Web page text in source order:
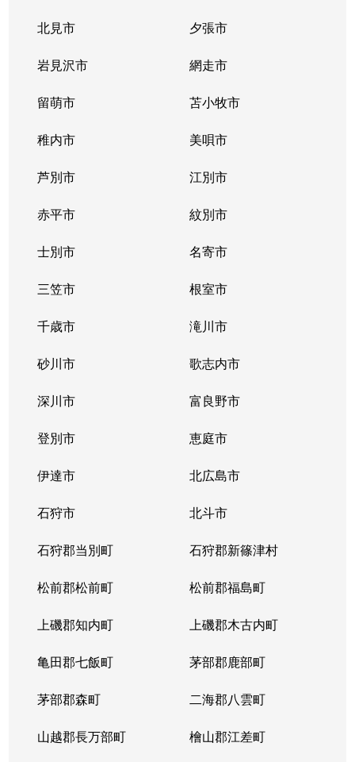
北見市 夕張市
岩見沢市 網走市
留萌市 苫小牧市
稚内市 美唄市
芦別市 江別市
赤平市 紋別市
士別市 名寄市
三笠市 根室市
千歳市 滝川市
砂川市 歌志内市
深川市 富良野市
登別市 恵庭市
伊達市 北広島市
石狩市 北斗市
石狩郡当別町 石狩郡新篠津村
松前郡松前町 松前郡福島町
上磯郡知内町 上磯郡木古内町
亀田郡七飯町 茅部郡鹿部町
茅部郡森町 二海郡八雲町
山越郡長万部町 檜山郡江差町